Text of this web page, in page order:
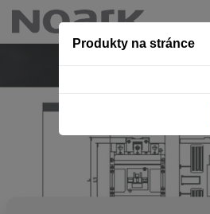
Produkty na stránce